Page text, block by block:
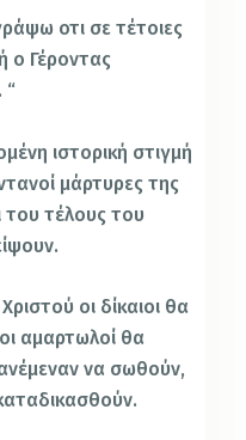
οτι σε τέτοιες
ο Γέροντας
“
ιστορική στιγμή
μάρτυρες της
του τέλους του
οι δίκαιοι θα
αμαρτωλοί θα
να σωθούν,